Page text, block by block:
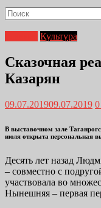
Культура
Сказочная
Казарян
09.07.201909.07.2019
В выставочном зале
июля открыта персональная
Десять лет назад
– совместно с
участвовала во
Нынешняя – первая